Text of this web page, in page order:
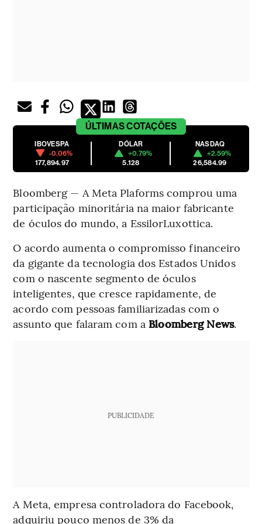
ÚLTIMASCOTAÇÕES
IBOVESPA
-0.06%
177,894.97
DÓLAR
+0.79%
5.128
NASDAQ
+2.59%
26,584.99
Bloomberg — A Meta Plaforms comprou uma
participação minoritária na maior fabricante
de óculos do mundo, a EssilorLuxottica.
O acordo aumenta o compromisso financeiro
da gigante da tecnologia dos Estados Unidos
com o nascente segmento de óculos
inteligentes, que cresce rapidamente, de
acordo com pessoas familiarizadas com o
assunto que falaram com a Bloomberg News.
PUBLICIDADE
A Meta, empresa controladora do Facebook,
adquiriu pouco menos de 3% da